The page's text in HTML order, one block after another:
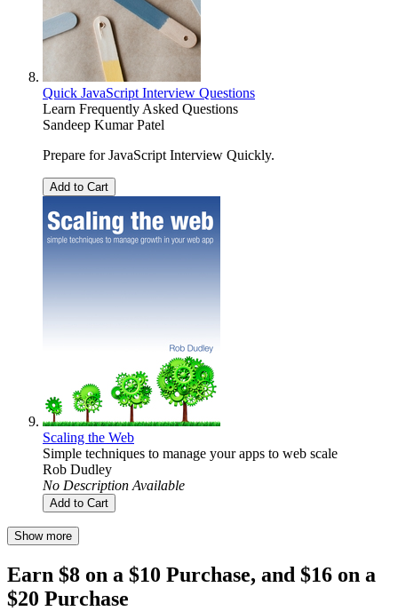
Quick JavaScript Interview Questions
Learn Frequently Asked Questions
Sandeep Kumar Patel
Prepare for JavaScript Interview Quickly.
Add to Cart
Scaling the Web
Simple techniques to manage your apps to web scale
Rob Dudley
No Description Available
Add to Cart
Show more
Earn $8 on a $10 Purchase, and $16 on a
$20 Purchase